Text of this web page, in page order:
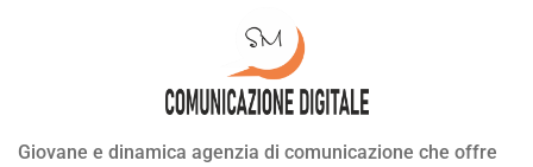
Giovane e dinamica agenzia di comunicazione che offre